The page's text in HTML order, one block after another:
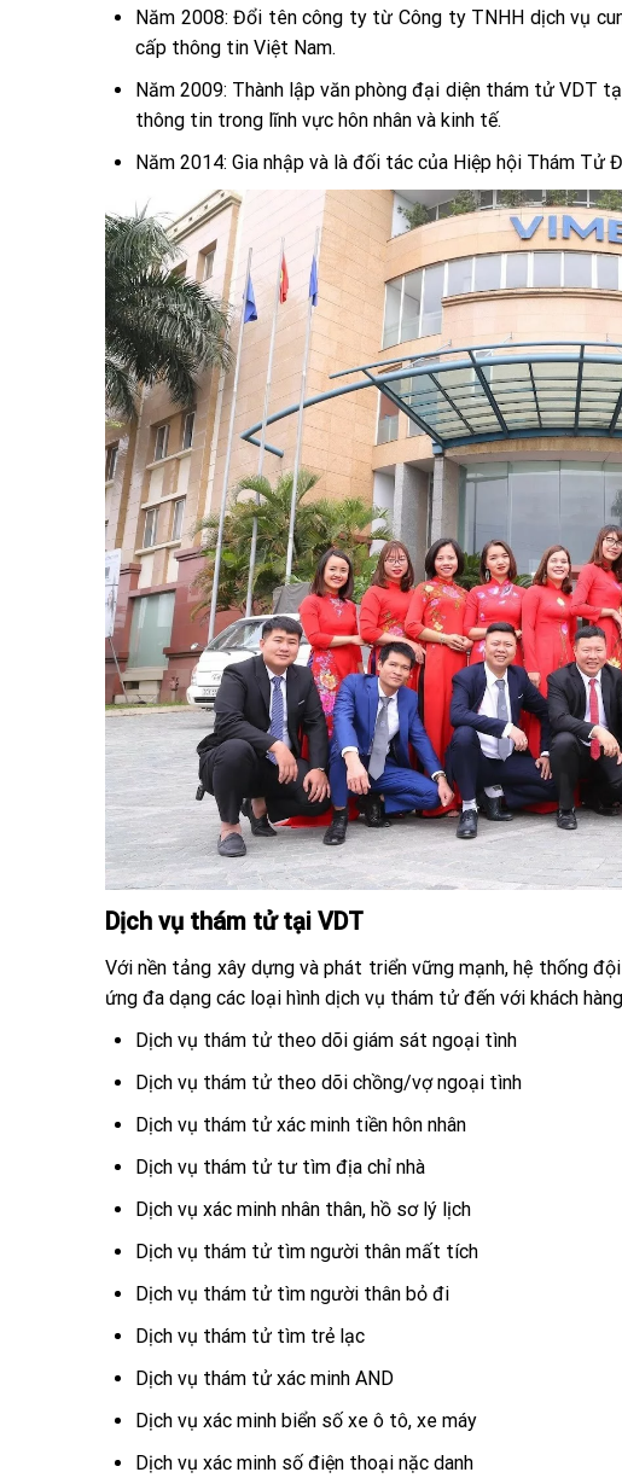
Năm 2008: Đổi tên công ty từ Công ty TNHH dịch vụ
cấp thông tin Việt Nam.
Năm 2009: Thành lập văn phòng đại diện thám tử VDT
thông tin trong lĩnh vực hôn nhân và kinh tế.
Năm 2014: Gia nhập và là đối tác của Hiệp hội Thám Tử
Dịch vụ thám tử tại VDT
Với nền tảng xây dựng và phát triển vững mạnh, hệ thống
ứng đa dạng các loại hình dịch vụ thám tử đến với khách
Dịch vụ thám tử theo dõi giám sát ngoại tình
Dịch vụ thám tử theo dõi chồng/vợ ngoại tình
Dịch vụ thám tử xác minh tiền hôn nhân
Dịch vụ thám tử tư tìm địa chỉ nhà
Dịch vụ xác minh nhân thân, hồ sơ lý lịch
Dịch vụ thám tử tìm người thân mất tích
Dịch vụ thám tử tìm người thân bỏ đi
Dịch vụ thám tử tìm trẻ lạc
Dịch vụ thám tử xác minh AND
Dịch vụ xác minh biển số xe ô tô, xe máy
Dịch vụ xác minh số điện thoại nặc danh